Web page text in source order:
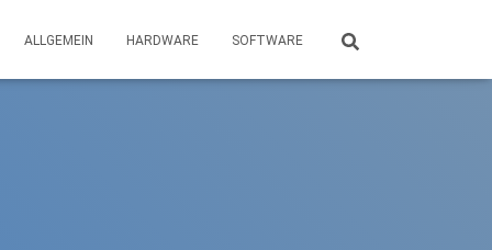
ALLGEMEIN HARDWARE SOFTWARE